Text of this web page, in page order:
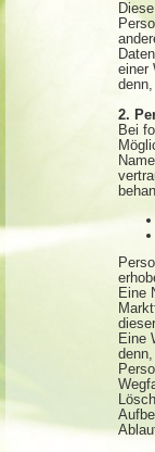
einer
2.
Bei
Eine
Eine